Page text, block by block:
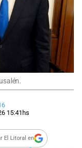
15:41hs
El Litoral en